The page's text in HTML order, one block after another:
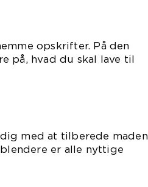
opskrifter. På den
på, hvad du skal lave til
med at tilberede maden
er alle nyttige